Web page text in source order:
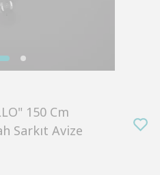
150 Cm
Sarkıt Avize